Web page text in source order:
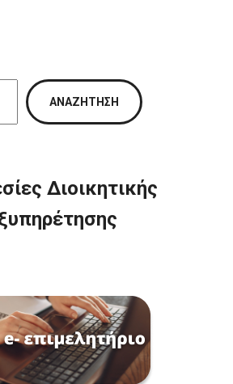
ΑΝΑΖΉΤΗΣΗ
Διοικητικής